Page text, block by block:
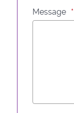
Message